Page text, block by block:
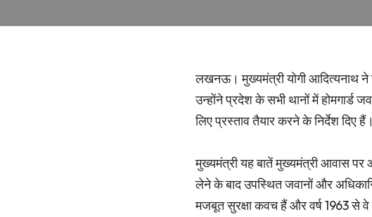
लखनऊ। मुख्यमंत्री योगी आदित्यनाथ ने
उन्होंने प्रदेश के सभी थानों में होमगार्ड
लिए प्रस्ताव तैयार करने के निर्देश दिए हैं।
मुख्यमंत्री यह बातें मुख्यमंत्री आवास पर
लेने के बाद उपस्थित जवानों और
मजबूत सुरक्षा कवच हैं और वर्ष 1963 से वे